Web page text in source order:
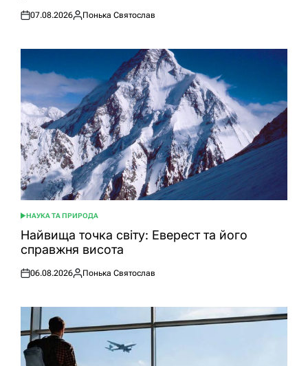
Оприлюднено
07.08.2026
Опубліковано
Понька Святослав
ОПУБЛІКУВАТИ
У
НАУКА ТА ПРИРОДА
Найвища точка світу: Еверест та його
справжня висота
Оприлюднено
06.08.2026
Опубліковано
Понька Святослав